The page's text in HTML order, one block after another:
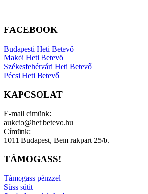
FACEBOOK
Budapesti Heti Betevő
Makói Heti Betevő
Székesfehérvári Heti Betevő
Pécsi Heti Betevő
KAPCSOLAT
E-mail címünk:
aukcio@hetibetevo.hu
Címünk:
1011 Budapest, Bem rakpart 25/b.
TÁMOGASS!
Támogass pénzzel
Süss sütit